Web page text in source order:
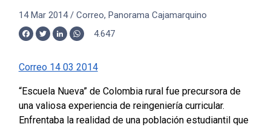
14 Mar 2014/ Correo, Panorama Cajamarquino
Facebook
TwitterLinkedInWhatsApp
4.647
Correo 14 03 2014
“Escuela Nueva” de Colombia rural fue precursora de
una valiosa experiencia de reingeniería curricular.
Enfrentaba la realidad de una población estudiantil que